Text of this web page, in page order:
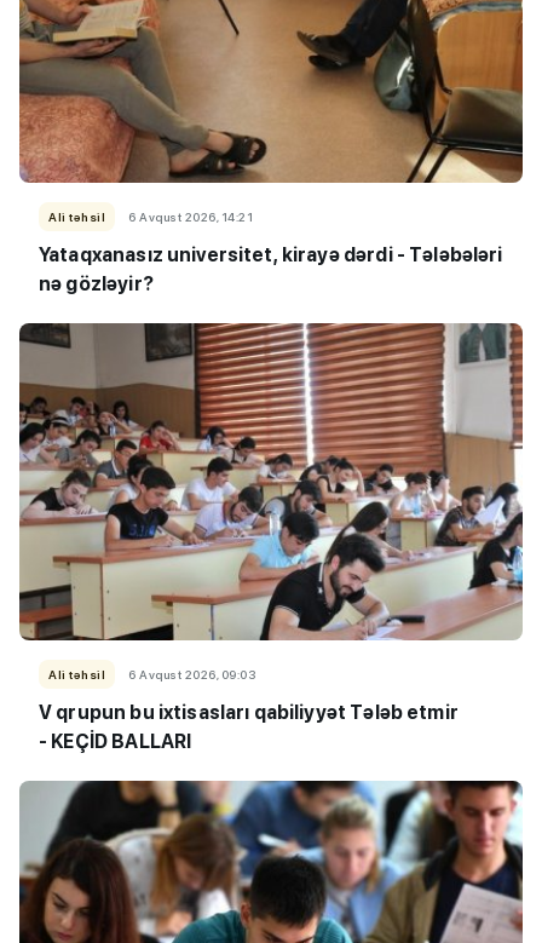
Ali təhsil 6 Avqust 2026, 14:21
Yataqxanasız universitet, kirayə dərdi - Tələbələri
nə gözləyir?
Ali təhsil 6 Avqust 2026, 09:03
V qrupun bu ixtisasları qabiliyyət Tələb etmir
- KEÇİD BALLARI